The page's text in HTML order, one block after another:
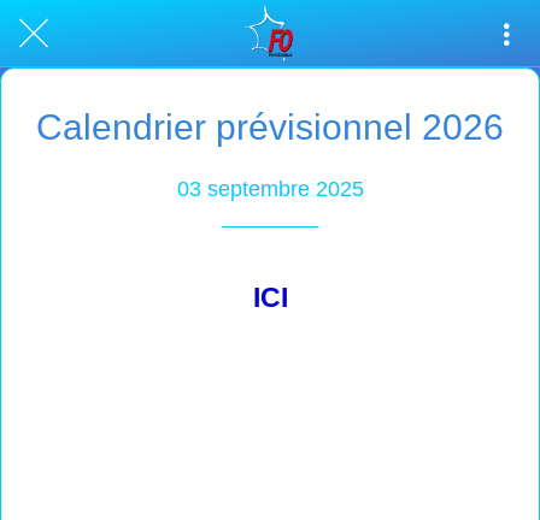
Calendrier prévisionnel 2026
03 septembre 2025
ICI